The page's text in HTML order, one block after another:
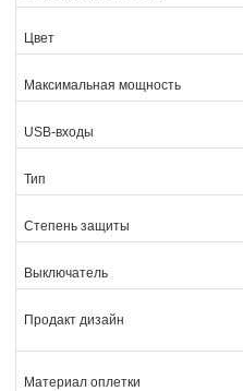
Цвет
Максимальная мощность
USB-входы
Тип
Степень защиты
Выключатель
Продакт дизайн
Материал оплетки